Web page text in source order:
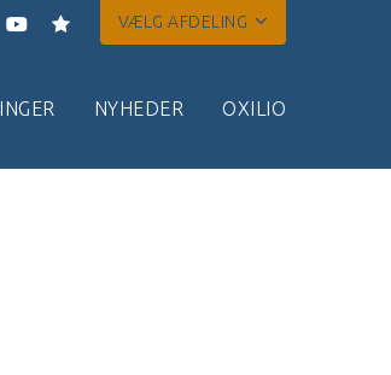
VÆLG AFDELING
NYHEDER OXILIO